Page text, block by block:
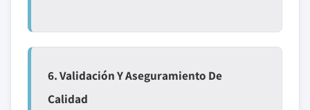
6. Validación Y Aseguramiento De
Calidad